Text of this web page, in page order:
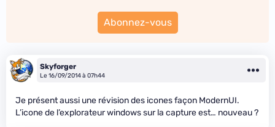
Abonnez-vous
Skyforger
Le 16/09/2014 à 07h44
Je présent aussi une révision des icones façon ModernUI.
L’icone de l’explorateur windows sur la capture est… nouveau ?